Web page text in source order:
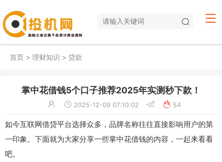
首页 > 理财知识 > 贷款
掌中花借钱5个口子推荐2025年实测秒下款！
2025-12-09 07:10:02 54
如今互联网借贷平台选择众多，品牌名称往往直接影响用户的第
一印象。下面就为大家分享一些掌中花借钱的内容，一起来看看
吧。